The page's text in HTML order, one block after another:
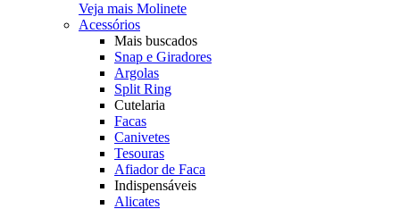
Veja mais Molinete
Acessórios
Mais buscados
Snap e Giradores
Argolas
Split Ring
Cutelaria
Facas
Canivetes
Tesouras
Afiador de Faca
Indispensáveis
Alicates